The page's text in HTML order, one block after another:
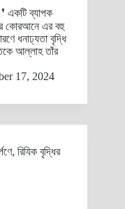
একটি ব্যাপক
কোরআনে এর বহু
ধনাঢ্যতা বৃদ্ধি
আল্লাহ তাঁর
17, 2024
, রিযিক বৃদ্ধির